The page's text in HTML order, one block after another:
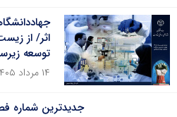
اثر/ از
توسعه
۱۴ مرداد ۱۴۰۵
جدیدترین شماره